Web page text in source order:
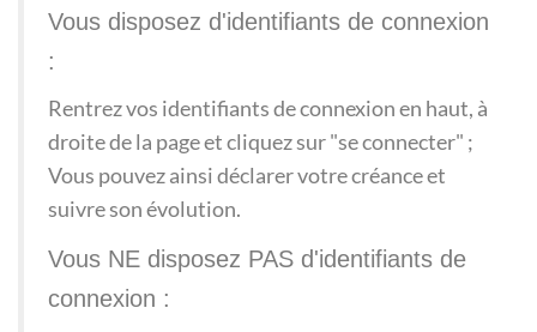
Vous disposez d'identifiants de connexion
:
Rentrez vos identifiants de connexion en haut, à
droite de la page et cliquez sur "se connecter" ;
Vous pouvez ainsi déclarer votre créance et
suivre son évolution.
Vous NE disposez PAS d'identifiants de
connexion :